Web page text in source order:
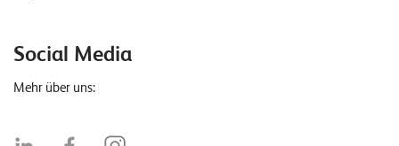
Social Media
Mehr über uns: